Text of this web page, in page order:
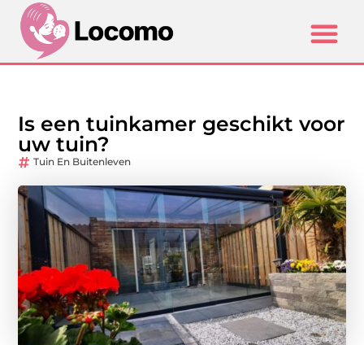
Is een tuinkamer geschikt voor
uw tuin?
Tuin En Buitenleven